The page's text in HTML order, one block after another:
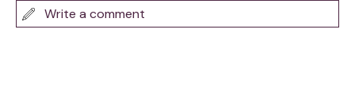
Write a comment